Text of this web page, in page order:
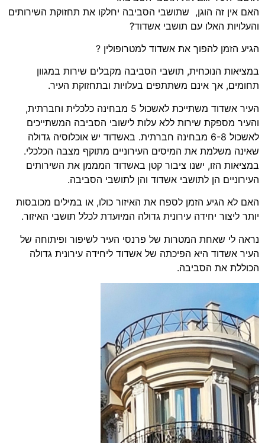
האם אין זה הוגן, שתושבי הסביבה יחלקו את תחזוקת השירותים
והעלויות האלו עם תושבי אשדוד?
הגיע הזמן להפוך את אשדוד למטרופולין ?
במציאות הנוכחית, תושבי הסביבה מקבלים שירות במגוון
תחומים, אך אינם משתתפים בעלויות ובתחזוקת העיר.
העיר אשדוד משתייכת לאשכול 5 מבחינה כלכלית וחברתית,
והעיר מספקת שירות ללא עלות לישובי הסביבה המשתייכים
לאשכול 6-8 מבחינה חברתית. באשדוד יש אוכלוסיה גדולה
שאינה משלמת את המיסים העירוניים מתוקף מצבה הכלכלי.
במציאות הזו, ישנו ציבור קטן באשדוד המממן את השירותים
העירוניים הן לתושבי אשדוד והן לתושבי הסביבה.
האם לא הגיע הזמן לספח את האיזור כולו, או במילים מכובסות
יותר ליצור יחידה עירונית גדולה המיועדת לכלל תושבי האיזור.
נראה לי שאחת המטרות של פרנסי העיר לשיפור ופיתוחה של
העיר אשדוד היא הפיכתה של אשדוד ליחידה עירונית גדולה
הכוללת את הסביבה.